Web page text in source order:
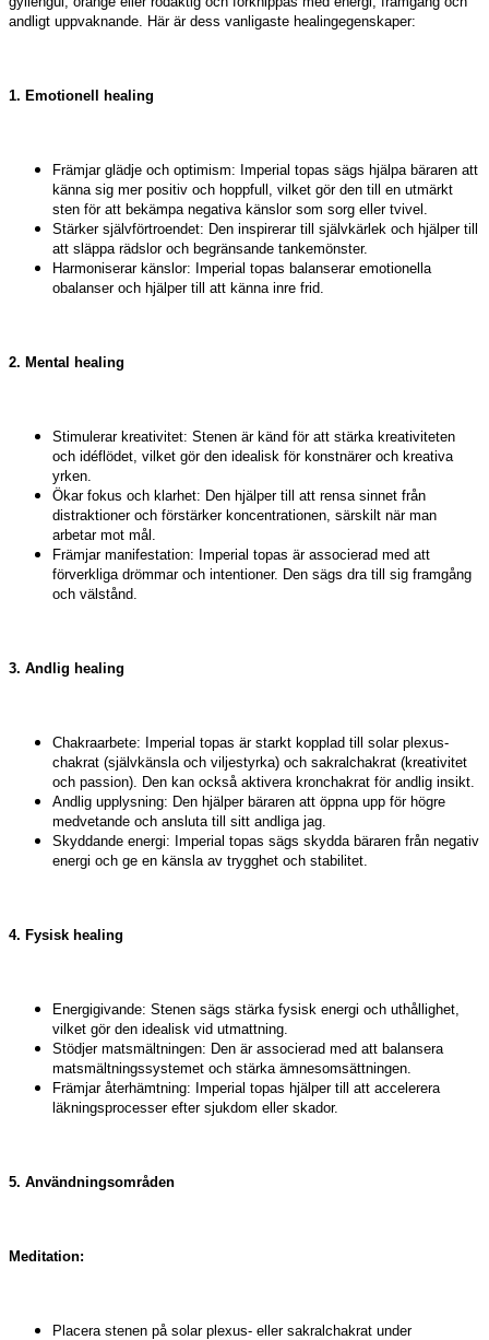
andligt uppvaknande. Här är dess vanligaste healingegenskaper:
1. Emotionell healing
Främjar glädje och optimism: Imperial topas sägs hjälpa bäraren att
känna sig mer positiv och hoppfull, vilket gör den till en utmärkt
sten för att bekämpa negativa känslor som sorg eller tvivel.
Stärker självförtroendet: Den inspirerar till självkärlek och hjälper till
att släppa rädslor och begränsande tankemönster.
Harmoniserar känslor: Imperial topas balanserar emotionella
obalanser och hjälper till att känna inre frid.
2. Mental healing
Stimulerar kreativitet: Stenen är känd för att stärka kreativiteten
och idéflödet, vilket gör den idealisk för konstnärer och kreativa
yrken.
Ökar fokus och klarhet: Den hjälper till att rensa sinnet från
distraktioner och förstärker koncentrationen, särskilt när man
arbetar mot mål.
Främjar manifestation: Imperial topas är associerad med att
förverkliga drömmar och intentioner. Den sägs dra till sig framgång
och välstånd.
3. Andlig healing
Chakraarbete: Imperial topas är starkt kopplad till solar plexus-
chakrat (självkänsla och viljestyrka) och sakralchakrat (kreativitet
och passion). Den kan också aktivera kronchakrat för andlig insikt.
Andlig upplysning: Den hjälper bäraren att öppna upp för högre
medvetande och ansluta till sitt andliga jag.
Skyddande energi: Imperial topas sägs skydda bäraren från negativ
energi och ge en känsla av trygghet och stabilitet.
4. Fysisk healing
Energigivande: Stenen sägs stärka fysisk energi och uthållighet,
vilket gör den idealisk vid utmattning.
Stödjer matsmältningen: Den är associerad med att balansera
matsmältningssystemet och stärka ämnesomsättningen.
Främjar återhämtning: Imperial topas hjälper till att accelerera
läkningsprocesser efter sjukdom eller skador.
5. Användningsområden
Meditation:
Placera stenen på solar plexus- eller sakralchakrat under